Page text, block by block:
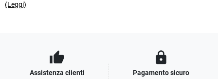
(Leggi)
thumb_up
Assistenza clienti
lock
Pagamento sicuro